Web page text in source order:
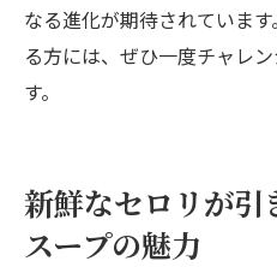
なる進化が期待されていま
る方には、ぜひ一度チャレ
す。
新鮮なセロリが引
スープの魅力